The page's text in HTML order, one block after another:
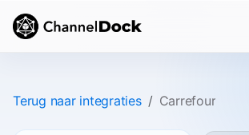
Terug naar integraties Carrefour